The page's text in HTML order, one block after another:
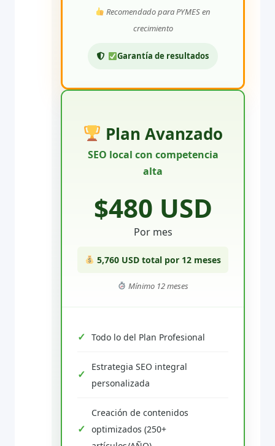
Recomendado para PYMES en
crecimiento
Garantía de resultados
Plan Avanzado
SEO local con competencia
alta
$480 USD
Por mes
5,760 USD total por 12 meses
Mínimo 12 meses
Todo lo del Plan Profesional
Estrategia SEO integral
personalizada
Creación de contenidos
optimizados (250+